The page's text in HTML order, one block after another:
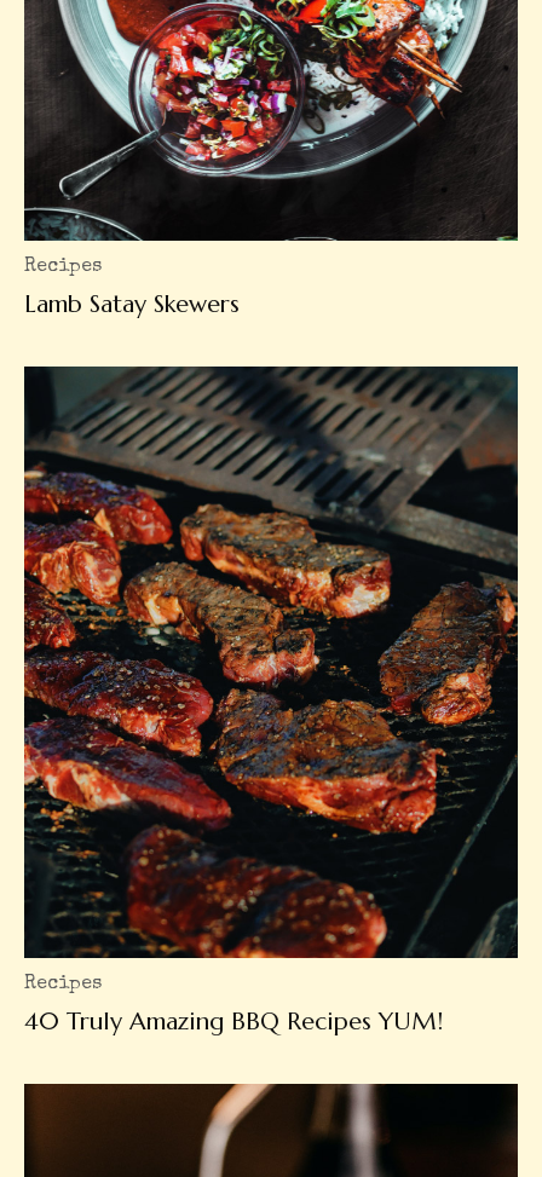
Recipes
Lamb Satay Skewers
Recipes
40 Truly Amazing BBQ Recipes YUM!